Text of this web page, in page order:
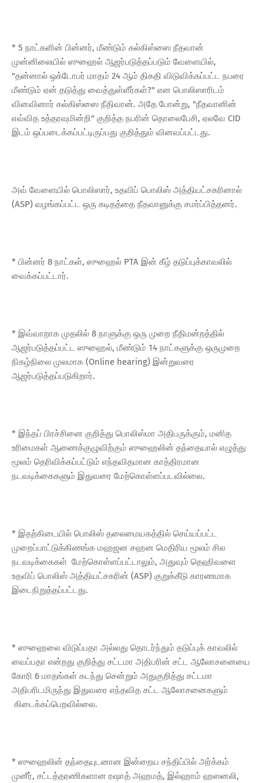
* 5 நாட்களின் பின்னர், மீண்டும் கல்கிஸ்ஸை நீதவான்
முன்னிலையில் ஸுஹைல் ஆஜர்படுத்தப்படும் வேளையில்,
"தன்னால் ஒக்டோபர் மாதம் 24 ஆம் திகதி விடுவிக்கப்பட்ட நபரை
மீண்டும் ஏன் தடுத்து வைத்துள்ளீர்கள்?" என பொலிஸாரிடம்
வினவினார் கல்கிஸ்ஸை நீதிவான். அதே போன்று, "நீதவானின்
எவ்வித உத்தரவுமின்றி" குறித்த நபரின் தொலைபேசி, ஏலவே CID
இடம் ஒப்படைக்கப்பட்டிருப்பது குறித்தும் வினவப்பட்டது.
அவ் வேளையில் பொலிஸார், உதவிப் பொலிஸ் அத்தியட்சகரினால்
(ASP) வழங்கப்பட்ட ஒரு கடிதத்தை நீதவானுக்கு சமர்ப்பித்தனர்.
* பின்னர் 8 நாட்கள், ஸுஹைல் PTA இன் கீழ் தடுப்புக்காவலில்
வைக்கப்பட்டார்.
* இவ்வாறாக முதலில் 8 நாளுக்கு ஒரு முறை நீதிமன்றத்தில்
ஆஜர்படுத்தப்பட்ட ஸுஹைல், மீண்டும் 14 நாட்களுக்கு ஒருமுறை
நிகழ்நிலை முலமாக (Online hearing) இன்றுவரை
ஆஜர்படுத்தப்படுகிறார்.
* இந்தப் பிரச்சினை குறித்து பொலிஸ்மா அதிபருக்கும், மனித
உரிமைகள் ஆணைக்குழுவிற்கும் ஸுஹைலின் தந்தையால் எழுத்து
மூலம் தெரிவிக்கப்பட்டும் எந்தவிதமான காத்திரமான
நடவடிக்கைகளும் இதுவரை மேற்கொள்ளப்படவில்லை.
* இதற்கிடையில் பொலிஸ் தலைமையகத்தில் செய்யப்பட்ட
முறைப்பாட்டுக்கிணங்க மஹஜன சஹன மெதிரிய மூலம் சில
நடவடிக்கைகள் மேற்கொள்ளப்பட்டாலும், அதுவும் தெஹிவளை
உதவிப் பொலிஸ் அத்தியட்சகரின் (ASP) குறுக்கீடு காரணமாக
இடைநிறுத்தப்பட்டது.
* ஸுஹைலை விடுப்பதா அல்லது தொடர்ந்தும் தடுப்புக் காவலில்
வைப்பதா என்றது குறித்து சட்டமா அதிபரின் சட்ட ஆலோசனையை
கோரி 6 மாதங்கள் கடந்து சென்றும் அதுகுறித்து சட்டமா
அதிபரிடமிருந்து இதுவரை எந்தவித சட்ட ஆலோசனைகளும்
கிடைக்கப்பெறவில்லை.
* ஸுஹைலின் தந்தையுடனான இன்றைய சந்திப்பில் அர்க்கம்
முனீர், சட்டத்தரணிகளான ரஷாத் அஹமத், இல்ஹாம் ஹஸனலி,